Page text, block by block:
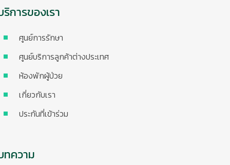
ริการของเรา
ศูนย์การรักษา
ศูนย์บริการลูกค้าต่างประเทศ
ห้องพักผู้ป่วย
เกี่ยวกับเรา
ประกันที่เข้าร่วม
ทความ